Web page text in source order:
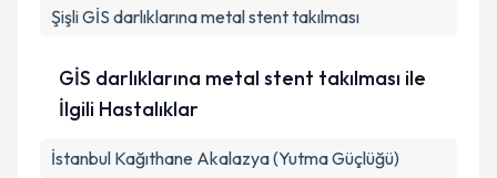
ŞişliGİS darlıklarına metal stent takılması
GİS darlıklarına metal stent takılması ile
İlgili Hastalıklar
İstanbul Kağıthane Akalazya (Yutma Güçlüğü)